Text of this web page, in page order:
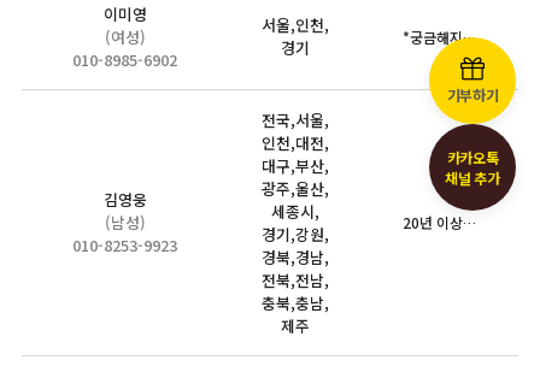
이미영
(여성)
010-8985-6902
서울,인천,
경기
*궁금해지는 교육 그리고 움직이는 교육을 추구하는 강사 이미영입…
김영웅
(남성)
010-8253-9923
전국,서울,
인천,대전,
대구,부산,
광주,울산,
세종시,
경기,강원,
경북,경남,
전북,전남,
충북,충남,
제주
20년 이상 전국 각계각층을 대상으로 장애인식개선교육 활동을 이…
기부하기
카카오톡
채널 추가